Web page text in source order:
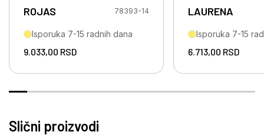
ROJAS 78393-14
Isporuka 7-15 radnih dana
9.033,00 RSD
LAURENA
Isporuka 7-15
6.713,00 RSD
Slični proizvodi